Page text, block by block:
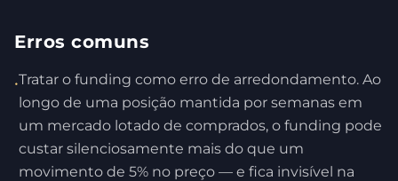
Erros comuns
•Tratar o funding como erro de arredondamento. Ao
longo de uma posição mantida por semanas em
um mercado lotado de comprados, o funding pode
custar silenciosamente mais do que um
movimento de 5% no preço — e fica invisível na